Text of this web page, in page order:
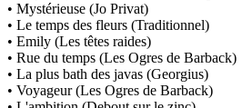
• Mystérieuse (Jo Privat)
• Le temps des fleurs (Traditionnel)
• Emily (Les têtes raides)
• Rue du temps (Les Ogres de Barback)
• La plus bath des javas (Georgius)
• Voyageur (Les Ogres de Barback)